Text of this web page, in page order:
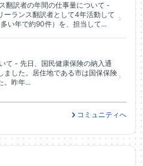
翻訳者の年間の仕事量について -
ーランス翻訳者として4年活動して
い年で約90件）を、担当して...
て - 先日、国民健康保険の納入通
ました。居住地である市は国保保険
。昨年...
コミュニティへ